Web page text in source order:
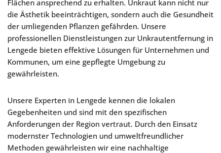
Flächen ansprechend zu erhalten. Unkraut kann nicht nur
die Ästhetik beeinträchtigen, sondern auch die Gesundheit
der umliegenden Pflanzen gefährden. Unsere
professionellen Dienstleistungen zur Unkrautentfernung in
Lengede bieten effektive Lösungen für Unternehmen und
Kommunen, um eine gepflegte Umgebung zu
gewährleisten.
Unsere Experten in Lengede kennen die lokalen
Gegebenheiten und sind mit den spezifischen
Anforderungen der Region vertraut. Durch den Einsatz
modernster Technologien und umweltfreundlicher
Methoden gewährleisten wir eine nachhaltige